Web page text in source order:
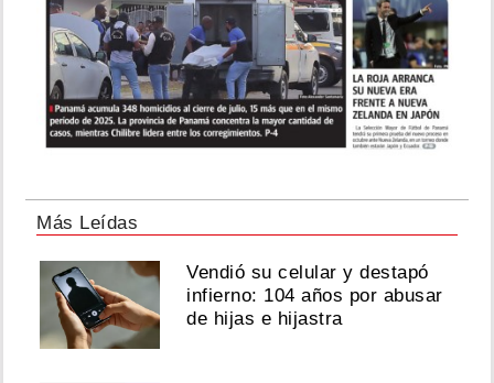
Más Leídas
Vendió su celular y destapó
infierno: 104 años por abusar
de hijas e hijastra